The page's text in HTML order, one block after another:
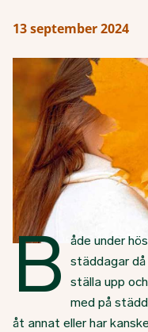
13 september 2024
B
åde under
städdagar
ställa upp
med på
åt annat eller har